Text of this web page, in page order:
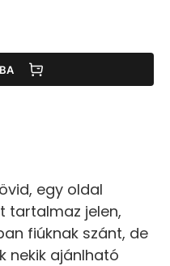
egy oldal
tartalmaz jelen,
fiúknak szánt, de
nekik ajánlható